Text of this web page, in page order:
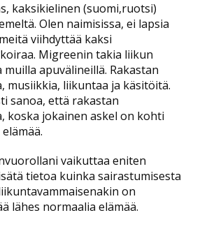
kaksikielinen (suomi,ruotsi)
Olen naimisissa, ei lapsia
viihdyttää kaksi
Migreenin takia liikun
apuvälineillä. Rakastan
musiikkia, liikuntaa ja käsitöitä.
sanoa, että rakastan
koska jokainen askel on kohti
vaikuttaa eniten
tietoa kuinka sairastumisesta
on
lähes normaalia elämää.